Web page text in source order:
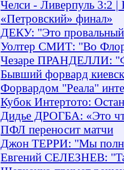
Челси - Ливерпуль 3:2 |
«Петровский» финал»
ДЕКУ: "Это провальный
Уолтер СМИТ: "Во
Чезаре ПРАНДЕЛЛИ:
Бывший форвард
Форвардом "Реала"
Кубок Интертото:
Дидье ДРОГБА: «Это
ПФЛ переносит матчи
Джон ТЕРРИ: "Мы
Евгений СЕЛЕЗНЕВ: